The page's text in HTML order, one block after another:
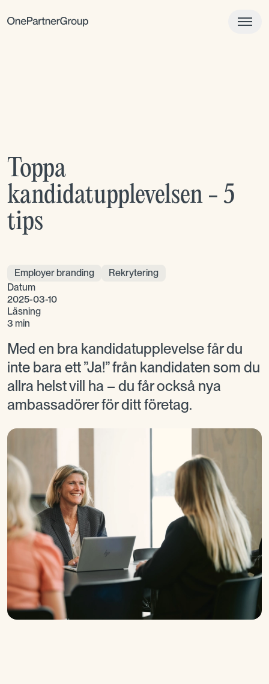
Toppa
kandidatupplevelsen - 5
tips
Employer branding
Rekrytering
Datum
2025-03-10
Läsning
3 min
Med en bra kandidatupplevelse får du
inte bara ett ”Ja!” från kandidaten som du
allra helst vill ha – du får också nya
ambassadörer för ditt företag.